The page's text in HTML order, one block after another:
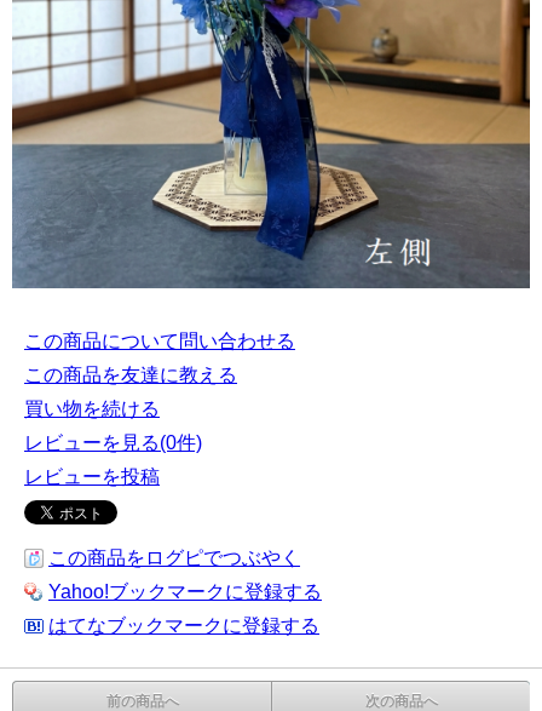
この商品について問い合わせる
この商品を友達に教える
買い物を続ける
レビューを見る(0件)
レビューを投稿
この商品をログピでつぶやく
Yahoo!ブックマークに登録する
はてなブックマークに登録する
前の商品へ 次の商品へ